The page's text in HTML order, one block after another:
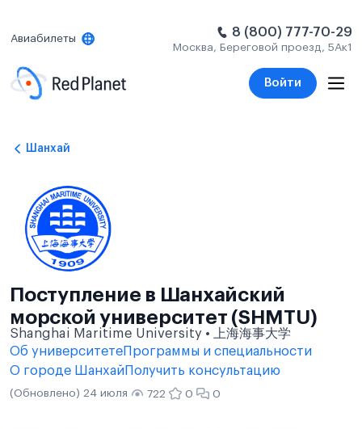
Авиабилеты 8 (800) 777-70-29
Москва, Береговой проезд, 5Ак1
Войти
Шанхай
Поступление в Шанхайский
морской университет (SHMTU)
Shanghai Maritime University • 上海海事大学
Об университетеПрограммы и специальности
О городе ШанхайПолучить консультацию
(Обновлено) 24 июля 722 0 0